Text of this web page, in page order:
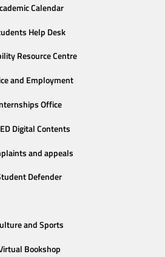
Calendar
Help Desk
Resource Centre
and Employment
Office
Digital Contents
and appeals
Defender
and Sports
Bookshop